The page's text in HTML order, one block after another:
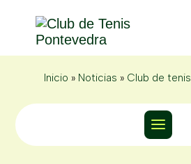
Inicio » Noticias » Club de tenis